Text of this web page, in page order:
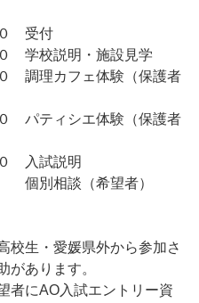
０ 受付
学校説明・施設見学
調理カフェ体験（保護者
パティシエ体験（保護者
入試説明
相談（希望者）
校生・愛媛県外から参加さ
があります。
者にAO入試エントリー資